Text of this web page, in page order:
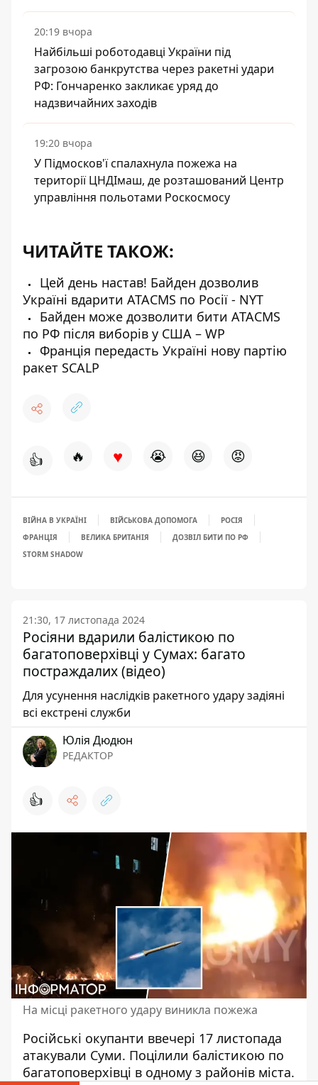
20:19 вчора
Найбільші роботодавці України під
загрозою банкрутства через ракетні удари
РФ: Гончаренко закликає уряд до
надзвичайних заходів
19:20 вчора
У Підмосков'ї спалахнула пожежа на
території ЦНДІмаш, де розташований Центр
управління польотами Роскосмосу
ЧИТАЙТЕ ТАКОЖ:
Цей день настав! Байден дозволив
Україні вдарити ATACMS по Росії - NYT
Байден може дозволити бити ATACMS
по РФ після виборів у США – WP
Франція передасть Україні нову партію
ракет SCALP
👍 🔥 ♥ 😭 😆 😡
ВІЙНА В УКРАЇНІ ВІЙСЬКОВА ДОПОМОГА
РОСІЯ
ФРАНЦІЯ
ВЕЛИКА БРИТАНІЯ
ДОЗВІЛ БИТИ ПО РФ
STORM SHADOW
21:30, 17 листопада 2024
Росіяни вдарили балістикою по
багатоповерхівці у Сумах: багато
постраждалих (відео)
Для усунення наслідків ракетного удару задіяні
всі екстрені служби
Юлія Дюдюн
РЕДАКТОР
👍
На місці ракетного удару виникла пожежа
Російські окупанти ввечері 17 листопада
атакували Суми. Поцілили балістикою по
багатоповерхівці в одному з районів міста.